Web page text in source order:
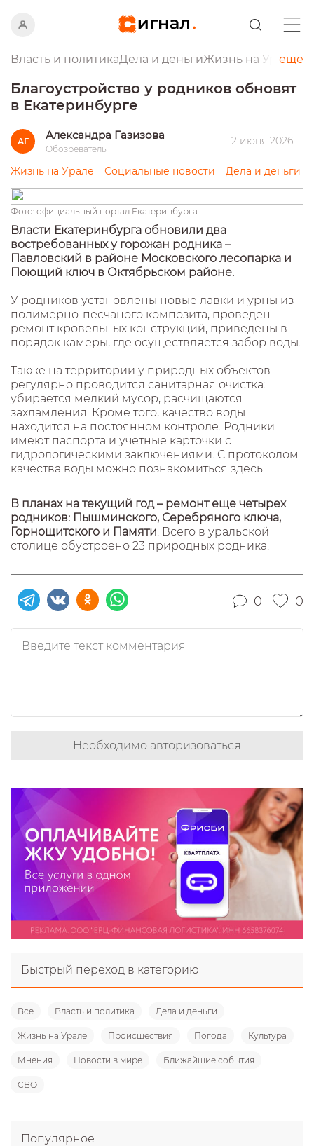
Власть и политикаДела и деньгиЖизнь на Урале
еще
Благоустройство у родников обновят
в Екатеринбурге
АГ Александра Газизова
Обозреватель
2 июня 2026
Жизнь на Урале Социальные новости Дела и деньги
Фото: официальный портал Екатеринбурга
Власти Екатеринбурга обновили два
востребованных у горожан родника –
Павловский в районе Московского лесопарка и
Поющий ключ в Октябрьском районе.
У родников установлены новые лавки и урны из
полимерно-песчаного композита, проведен
ремонт кровельных конструкций, приведены в
порядок камеры, где осуществляется забор воды.
Также на территории у природных объектов
регулярно проводится санитарная очистка:
убирается мелкий мусор, расчищаются
захламления. Кроме того, качество воды
находится на постоянном контроле. Родники
имеют паспорта и учетные карточки с
гидрологическими заключениями. C протоколом
качества воды можно познакомиться здесь.
В планах на текущий год – ремонт еще четырех
родников: Пышминского, Серебряного ключа,
Горнощитского и Памяти. Всего в уральской
столице обустроено 23 природных родника.
0 0
Необходимо авторизоваться
Быстрый переход в категорию
Все Власть и политика Дела и деньги
Жизнь на Урале Происшествия Погода Культура
Мнения Новости в мире Ближайшие события
СВО
Популярное